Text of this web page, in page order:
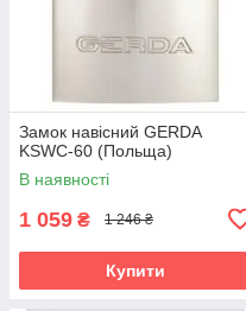
Замок навісний GERDA
KSWC-60 (Польща)
В наявності
1 059 ₴ 1 246 ₴
Купити